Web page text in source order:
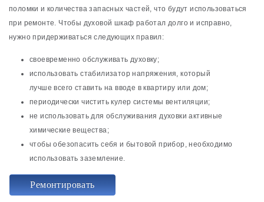
поломки и количества запасных частей, что будут использоваться
при ремонте. Чтобы духовой шкаф работал долго и исправно,
нужно придерживаться следующих правил:
своевременно обслуживать духовку;
использовать стабилизатор напряжения, который
лучше всего ставить на вводе в квартиру или дом;
периодически чистить кулер системы вентиляции;
не использовать для обслуживания духовки активные
химические вещества;
чтобы обезопасить себя и бытовой прибор, необходимо
использовать заземление.
Ремонтировать